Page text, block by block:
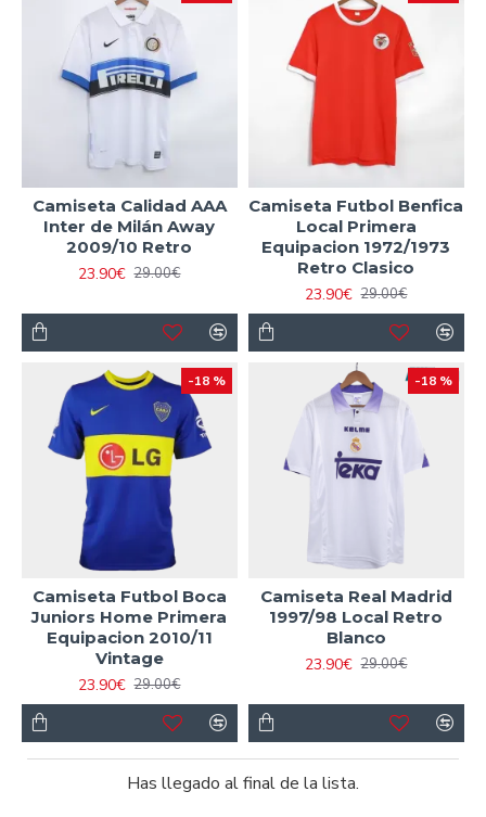
Camiseta Calidad AAA
Inter de Milán Away
2009/10 Retro
23.90€ 29.00€
Camiseta Futbol Benfica
Local Primera
Equipacion 1972/1973
Retro Clasico
23.90€ 29.00€
-18 %
Camiseta Futbol Boca
Juniors Home Primera
Equipacion 2010/11
Vintage
23.90€ 29.00€
-18 %
Camiseta Real Madrid
1997/98 Local Retro
Blanco
23.90€ 29.00€
Has llegado al final de la lista.